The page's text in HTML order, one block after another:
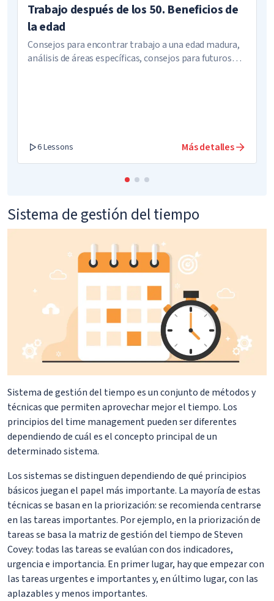
Trabajo después de los 50. Beneficios de
la edad
Consejos para encontrar trabajo a una edad madura,
análisis de áreas específicas, consejos para futuros
6 Lessons Más detalles
Sistema de gestión del tiempo
Sistema de gestión del tiempo es un conjunto de métodos y
técnicas que permiten aprovechar mejor el tiempo. Los
principios del time management pueden ser diferentes
dependiendo de cuál es el concepto principal de un
determinado sistema.
Los sistemas se distinguen dependiendo de qué principios
básicos juegan el papel más importante. La mayoría de estas
técnicas se basan en la priorización: se recomienda centrarse
en las tareas importantes. Por ejemplo, en la priorización de
tareas se basa la matriz de gestión del tiempo de Steven
Covey: todas las tareas se evalúan con dos indicadores,
urgencia e importancia. En primer lugar, hay que empezar con
las tareas urgentes e importantes y, en último lugar, con las
aplazables y menos importantes.